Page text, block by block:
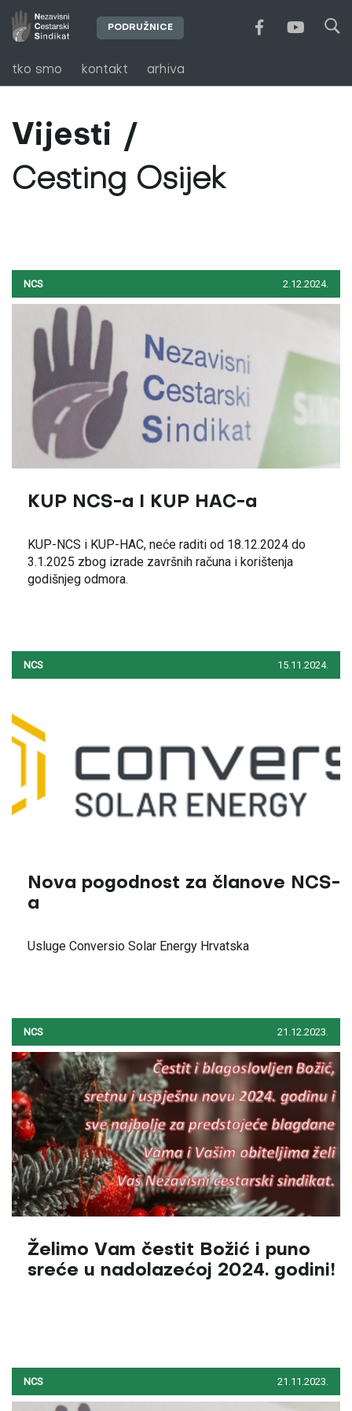
tko smo kontakt arhiva
PODRUŽNICE
Vijesti
Cesting Osijek
NCS 2.12.2024.
KUP NCS-a I KUP HAC-a
KUP-NCS i KUP-HAC, neće raditi od 18.12.2024 do
3.1.2025 zbog izrade završnih računa i korištenja
godišnjeg odmora.
NCS 15.11.2024.
Nova pogodnost za članove NCS-
a
Usluge Conversio Solar Energy Hrvatska
NCS 21.12.2023.
Želimo Vam čestit Božić i puno
sreće u nadolazećoj 2024. godini!
NCS 21.11.2023.